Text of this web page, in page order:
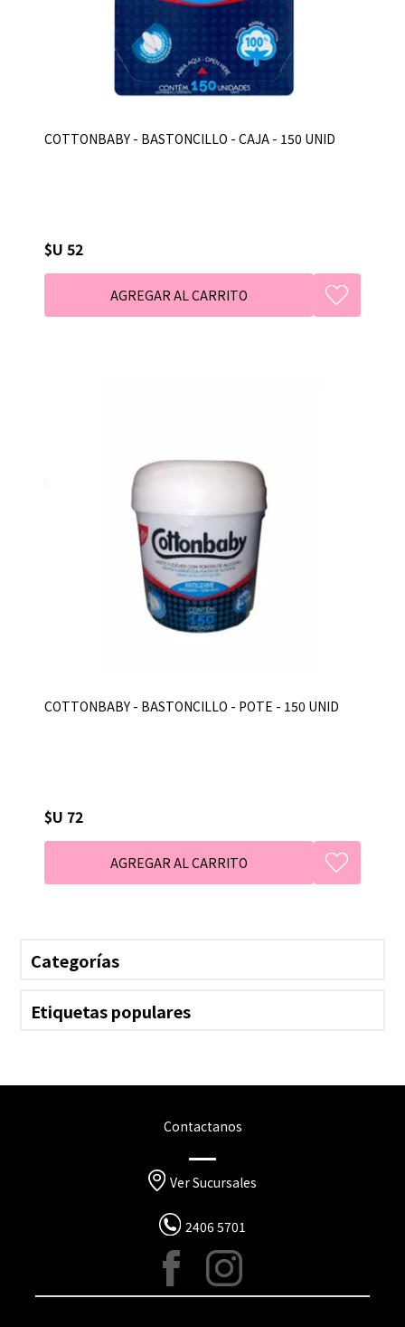
COTTONBABY - BASTONCILLO - CAJA - 150 UNID
$U 52
COTTONBABY - BASTONCILLO - POTE - 150 UNID
$U 72
Categorías
Etiquetas populares
Contactanos
Ver Sucursales
2406 5701